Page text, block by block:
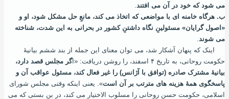
می ‌شود که خود در آن می ‌افتند
ب. هرگاه خامنه‌ ای با مواضعی که اتخاذ می‌ کند، مانعِ حل مشکل شود، او و
«اصول‌ گرایان» مسئولینِ نگاه‌ داشتنِ کشور در بحرانی به این شدت، شناخته
می شوند
اینک که پنهان آشکار شد، می‌ توان معنای این جمله از بند ششم بیانیۀ
حکومت روحانی، به تاریخ ۴ اسفند، را روشن دریافت: «ا
گر مجلس قصد دارد،
بیانیۀ مشترک صادره (توافق با آژانس) را غیر فعال کند، مسئول عواقب آن و
پاسخگوی همۀ هزینه‌ های مترتب بر آن است». یعنی اینکه وقتی مجلس شورای
اسلامی، حکومت حسن روحانی را مسلوب ‌الاختیار می ‌کند، در بن ‌بستی که می